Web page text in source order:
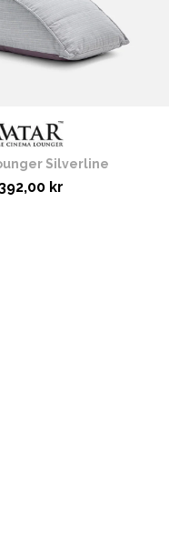
Silverline
kr